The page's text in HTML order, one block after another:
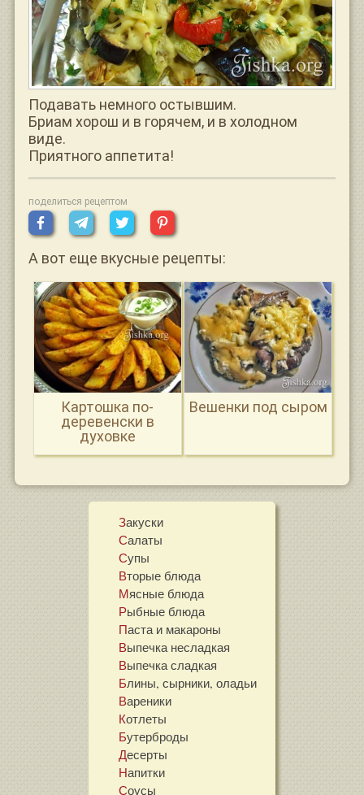
Подавать немного остывшим.
Бриам хорош и в горячем, и в холодном
виде.
Приятного аппетита!
поделиться рецептом
А вот еще вкусные рецепты:
Картошка по-
деревенски в
духовке
Вешенки под сыром
Закуски
Салаты
Супы
Вторые блюда
Мясные блюда
Рыбные блюда
Паста и макароны
Выпечка несладкая
Выпечка сладкая
Блины, сырники, оладьи
Вареники
Котлеты
Бутерброды
Десерты
Напитки
Соусы